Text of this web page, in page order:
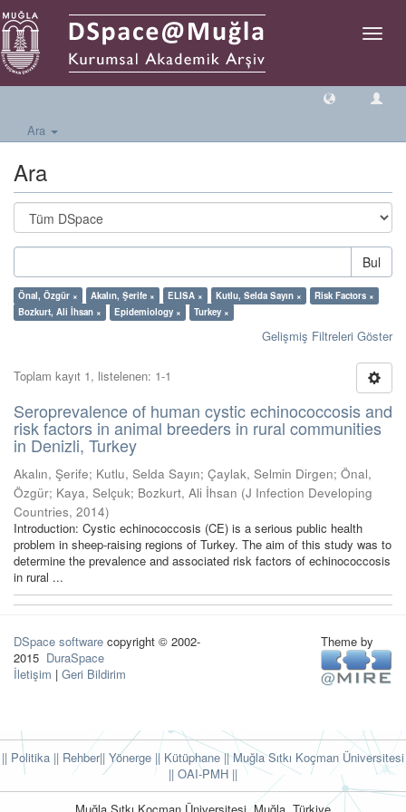
Geçiş
Ara
Ara
Bul
Önal, Özgür × Akalın, Şerife × ELISA × Kutlu, Selda Sayın ×
Risk Factors ×
Bozkurt, Ali İhsan ×
Epidemiology × Turkey ×
Gelişmiş Filtreleri Göster
Toplam kayıt 1, listelenen: 1-1
Seroprevalence of human cystic echinococcosis and
risk factors in animal breeders in rural communities
in Denizli, Turkey
Akalın, Şerife; Kutlu, Selda Sayın; Çaylak, Selmin Dirgen; Önal,
Özgür; Kaya, Selçuk; Bozkurt, Ali İhsan (J Infection Developing
Countries, 2014)
Introduction: Cystic echinococcosis (CE) is a serious public health
problem in sheep-raising regions of Turkey. The aim of this study was to
determine the prevalence and associated risk factors of echinococcosis
in rural ...
DSpace software copyright © 2002-
2015 DuraSpace
İletişim | Geri Bildirim
Theme by
|| Politika || Rehber|| Yönerge || Kütüphane|| Muğla Sıtkı Koçman Üniversitesi
|| OAI-PMH ||